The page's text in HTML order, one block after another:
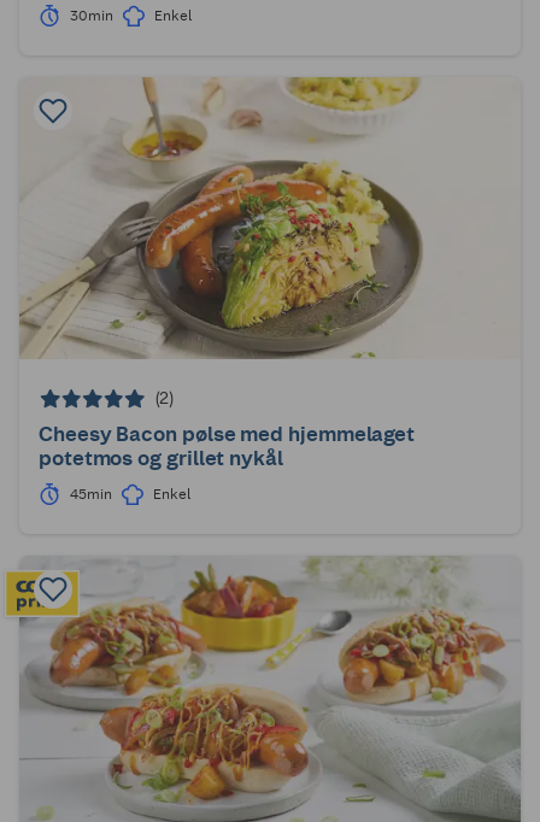
30min Enkel
(2)
Cheesy Bacon pølse med hjemmelaget
potetmos og grillet nykål
45min Enkel